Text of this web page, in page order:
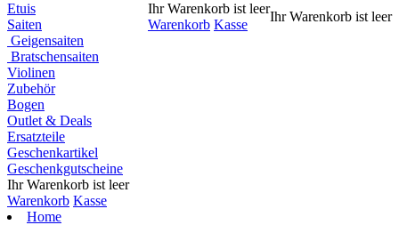
Ihr Warenkorb ist leer
Warenkorb Kasse
Ihr Warenkorb ist leer
Etuis
Saiten
Geigensaiten
Bratschensaiten
Violinen
Zubehör
Bogen
Outlet & Deals
Ersatzteile
Geschenkartikel
Geschenkgutscheine
Ihr Warenkorb ist leer
Warenkorb Kasse
Home